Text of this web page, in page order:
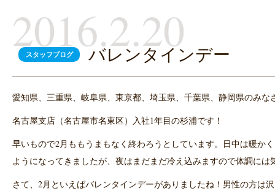
2016.2.20
スタッフブログ バレンタインデー
愛知県、三重県、岐阜県、東京都、埼玉県、千葉県、静岡県のみな
名古屋支店（名古屋市名東区）入社1年目の杉浦です！
早いもので2月ももうまもなく終わろうとしています。日中は暖か
ようになってきましたが、夜はまだまだ冷え込みますので体調には
さて、2月といえばバレンタインデーがありましたね！男性の方は